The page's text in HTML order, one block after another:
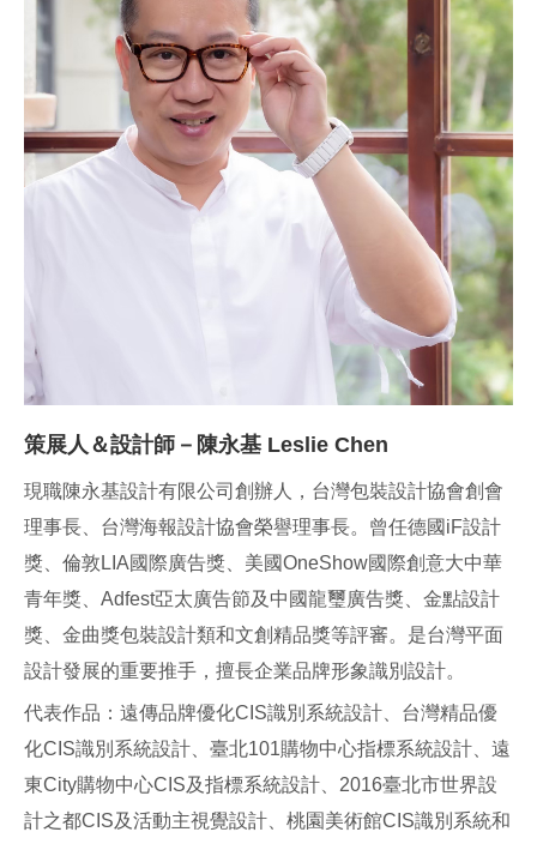
策展人＆設計師－陳永基 Leslie Chen
現職陳永基設計有限公司創辦人，台灣包裝設計協會創會
理事長、台灣海報設計協會榮譽理事長。曾任德國iF設計
獎、倫敦LIA國際廣告獎、美國OneShow國際創意大中華
青年獎、Adfest亞太廣告節及中國龍璽廣告獎、金點設計
獎、金曲獎包裝設計類和文創精品獎等評審。是台灣平面
設計發展的重要推手，擅長企業品牌形象識別設計。
代表作品：遠傳品牌優化CIS識別系統設計、台灣精品優
化CIS識別系統設計、臺北101購物中心指標系統設計、遠
東City購物中心CIS及指標系統設計、2016臺北市世界設
計之都CIS及活動主視覺設計、桃園美術館CIS識別系統和